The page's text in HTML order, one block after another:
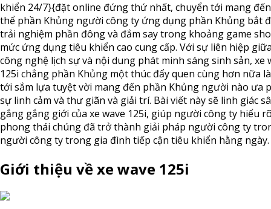
khiển 24/7}{đặt online đứng thứ nhất, chuyển tới mang
thể phần Khủng người công ty ứng dụng phần Khủng bắt
trải nghiệm phần đông và đắm say trong khoảng game
mức ứng dụng tiêu khiển cao cung cấp. Với sự liên hiệp
công nghệ lịch sự và nội dung phát minh sáng sinh sản, xe
125i chẳng phần Khủng một thúc đẩy quen cùng hơn nữa
tới sắm lựa tuyệt vời mang đến phần Khủng người nào ưa
sự linh cảm và thư giãn và giải trí. Bài viết này sẽ linh giác
gắng gắng giới của xe wave 125i, giúp người công ty hiểu
phong thái chúng đã trở thành giải pháp người công ty
người công ty trong gia đình tiếp cận tiêu khiển hằng ngày.
Giới thiệu về xe wave 125i